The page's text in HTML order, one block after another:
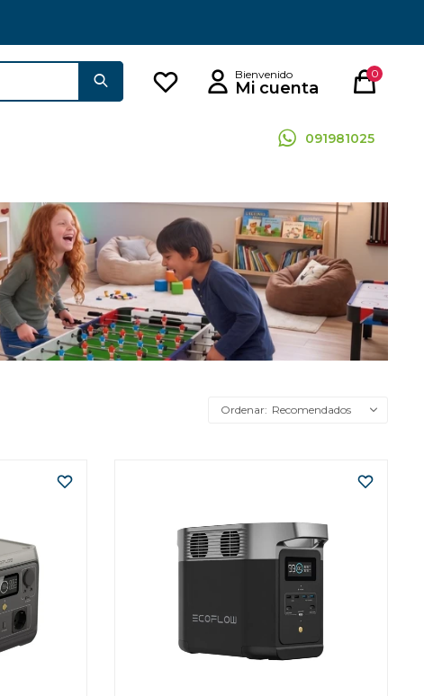
091981025
0
Recomendados